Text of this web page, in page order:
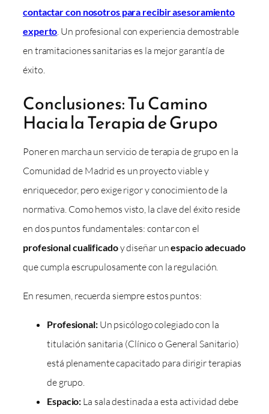
contactar con nosotros para recibir asesoramiento
experto. Un profesional con experiencia demostrable
en tramitaciones sanitarias es la mejor garantía de
éxito.
Conclusiones: Tu Camino
Hacia la Terapia de Grupo
Poner en marcha un servicio de terapia de grupo en la
Comunidad de Madrid es un proyecto viable y
enriquecedor, pero exige rigor y conocimiento de la
normativa. Como hemos visto, la clave del éxito reside
en dos puntos fundamentales: contar con el
profesional cualificadoy diseñar unespacio adecuado
que cumpla escrupulosamente con la regulación.
En resumen, recuerda siempre estos puntos:
Profesional:Un psicólogo colegiado con la
titulación sanitaria (Clínico o General Sanitario)
está plenamente capacitado para dirigir terapias
de grupo.
Espacio: La sala destinada a esta actividad debe